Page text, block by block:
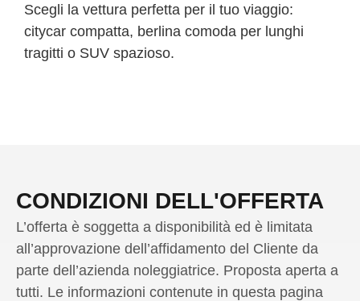
Scegli la vettura perfetta per il tuo viaggio:
citycar compatta, berlina comoda per lunghi
tragitti o SUV spazioso.
CONDIZIONI DELL'OFFERTA
L’offerta è soggetta a disponibilità ed è limitata
all’approvazione dell’affidamento del Cliente da
parte dell’azienda noleggiatrice. Proposta aperta a
tutti. Le informazioni contenute in questa pagina